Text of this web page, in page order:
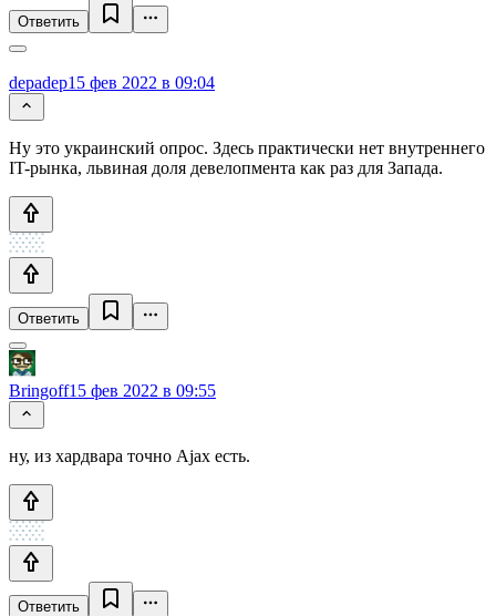
Ответить
depadep15 фев 2022 в 09:04
Ну это украинский опрос. Здесь практически нет внутреннего
IT-рынка, львиная доля девелопмента как раз для Запада.
Ответить
Bringoff15 фев 2022 в 09:55
ну, из хардвара точно Ajax есть.
Ответить